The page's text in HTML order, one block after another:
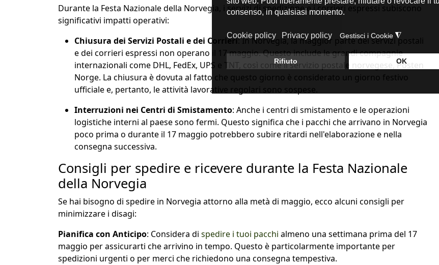
Durante la Festa Nazionale della Norvegia, i servizi di spedizione e i corrieri espressi subiscono
significativi impatti operativi:
Chiusura dei Servizi Postali e dei Corrieri: In Norvegia, la maggior parte dei servizi postali
e dei corrieri espressi non operano il 17 maggio. Questo include le grandi compagnie
internazionali come DHL, FedEx, UPS e TNT, così come il servizio postale norvegese, Posten
Norge. La chiusura è dovuta al fatto che questo giorno è considerato un giorno festivo
ufficiale e, pertanto, le attività lavorative regolari sono sospese.
Interruzioni nei Centri di Smistamento: Anche i centri di smistamento e le operazioni
logistiche interni al paese sono fermi. Questo significa che i pacchi che arrivano in Norvegia
poco prima o durante il 17 maggio potrebbero subire ritardi nell'elaborazione e nella
consegna successiva.
Consigli per spedire e ricevere durante la Festa Nazionale
della Norvegia
Se hai bisogno di spedire in Norvegia attorno alla metà di maggio, ecco alcuni consigli per
minimizzare i disagi:
Pianifica con Anticipo: Considera di spedire i tuoi pacchi almeno una settimana prima del 17
maggio per assicurarti che arrivino in tempo. Questo è particolarmente importante per
spedizioni urgenti o per merci che richiedono una consegna tempestiva.